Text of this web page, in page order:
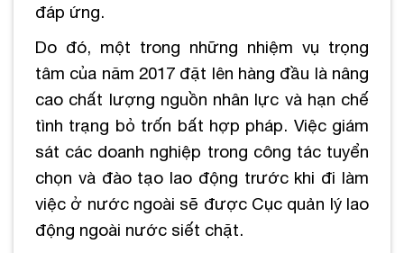
đáp ứng.
Do đó, một trong những nhiệm vụ trọng
tâm của năm 2017 đặt lên hàng đầu là nâng
cao chất lượng nguồn nhân lực và hạn chế
tình trạng bỏ trốn bất hợp pháp. Việc giám
sát các doanh nghiệp trong công tác tuyển
chọn và đào tạo lao động trước khi đi làm
việc ở nước ngoài sẽ được Cục quản lý lao
động ngoài nước siết chặt.